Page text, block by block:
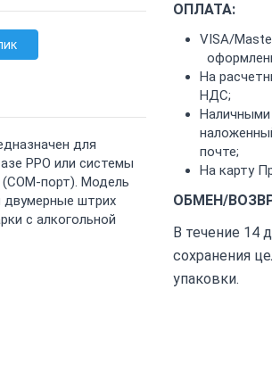
для
РРО или системы
порт). Модель
двумерные штрих
с алкогольной
ОПЛАТА:
VISA/
На
НДС;
Наличными
почте;
На карту
ОБМЕН/
В течение 14
сохранения
упаковки.